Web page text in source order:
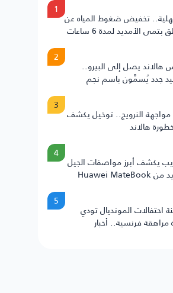
تخفيض ضغوط المياه عن
بتمي الأمديد لمدة 6 ساعات
1
يصل إلى البيرو..
جدد يُسمَّون باسم نجم
2
النرويج.. توخيل يكشف
هالاند
3
يكشف أبرز مواصفات الجيل
الجديد من Huawei MateBook
4
احتفالات المونديال تودي
مراهقة فرنسية.. أخبار
5